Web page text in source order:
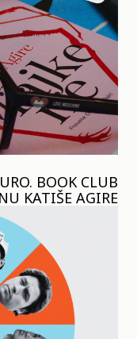
BOOK CLUB
KATIŠE AGIRE